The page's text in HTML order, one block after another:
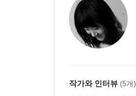
작가와 인터뷰 (5개)